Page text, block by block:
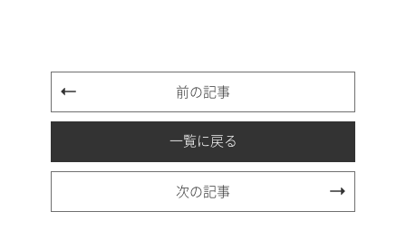
前の記事
一覧に戻る
次の記事